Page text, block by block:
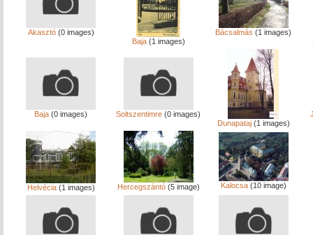
Akasztó(0 images)
Baja(1 images)
Bácsalmás (1 images)
Baja (0 images) Soltszentimre (0 images)
Dunapataj(1 images)
Helvécia(1 images) Hercegszántó(5 image) Kalocsa(10 image)